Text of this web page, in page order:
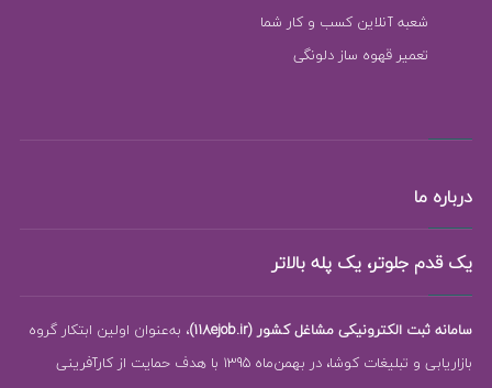
شعبه آنلاین کسب و کار شما
تعمیر قهوه ساز دلونگی
درباره ما
یک قدم جلوتر، یک پله بالاتر
سامانه ثبت الکترونیکی مشاغل کشور (118ejob.ir)
، به‌عنوان اولین ابتکار گروه
بازاریابی و تبلیغات کوشا، در بهمن‌ماه 1395 با هدف حمایت از کارآفرینی